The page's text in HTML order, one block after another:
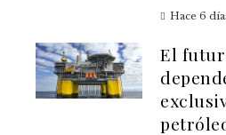
Hace 6
El